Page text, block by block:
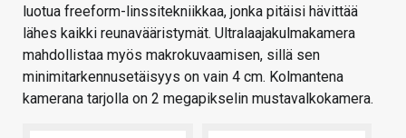
luotua freeform-linssitekniikkaa, jonka pitäisi hävittää
lähes kaikki reunavääristymät. Ultralaajakulmakamera
mahdollistaa myös makrokuvaamisen, sillä sen
minimitarkennusetäisyys on vain 4 cm. Kolmantena
kamerana tarjolla on 2 megapikselin mustavalkokamera.